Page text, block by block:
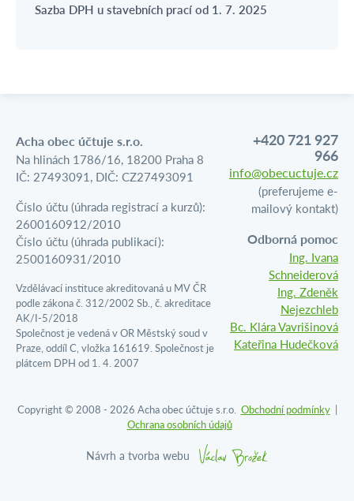
Sazba DPH u stavebních prací od 1. 7. 2025
Acha obec účtuje s.r.o.
Na hlinách 1786/16, 18200 Praha 8
IČ: 27493091, DIČ: CZ27493091
Číslo účtu (úhrada registrací a kurzů):
2600160912/2010
Číslo účtu (úhrada publikací):
2500160931/2010
Vzdělávací instituce akreditovaná u MV ČR
podle zákona č. 312/2002 Sb., č. akreditace
AK/I-5/2018
Společnost je vedená v OR Městský soud v
Praze, oddíl C, vložka 161619. Společnost je
plátcem DPH od 1. 4. 2007
+420 721 927
966
info@obecuctuje.cz
(preferujeme e-
mailový kontakt)
Odborná pomoc
Ing. Ivana
Schneiderová
Ing. Zdeněk
Nejezchleb
Bc. Klára Vavrišinová
Kateřina Hudečková
Copyright © 2008 - 2026 Acha obec účtuje s.r.o. Obchodní podmínky |
Ochrana osobních údajů
Návrh a tvorba webu